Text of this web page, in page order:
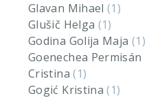
Glavan Mihael(1)
Glušič Helga (1)
Godina Golija Maja (1)
Goenechea Permisán
Cristina(1)
Gogić Kristina(1)